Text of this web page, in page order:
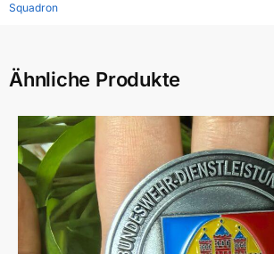
Squadron
Ähnliche Produkte